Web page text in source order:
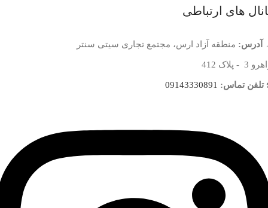
های ارتباطی
آدرس: منطقه آزاد ارس، مجتمع تجاری سیتی سنتر
3 - پلاک 412
تلفن تماس: 09143330891